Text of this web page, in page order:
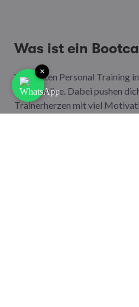
Was ist ein
Wir bieten Personal Training
sowie online. Dabei pushen
Trainerherzen mit viel
×